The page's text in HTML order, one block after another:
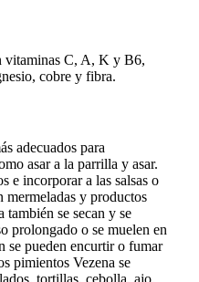
vitaminas C, A, K y B6,
cobre y fibra.
adecuados para
asar a la parrilla y asar.
e incorporar a las salsas o
mermeladas y productos
también se secan y se
prolongado o se muelen en
se pueden encurtir o fumar
pimientos Vezena se
tortillas, cebolla, ajo,